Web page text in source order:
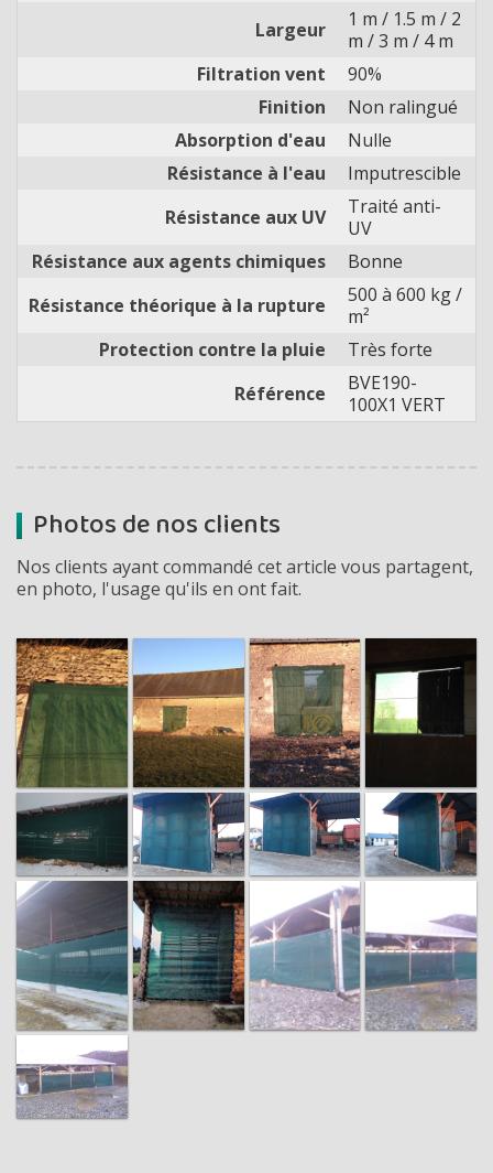
Largeur
1 m / 1.5 m / 2
m / 3 m / 4 m
Filtration vent
90%
Finition
Non ralingué
Absorption d'eau
Nulle
Résistance à l'eau
Imputrescible
Résistance aux UV
Traité anti-
UV
Résistance aux agents chimiques
Bonne
Résistance théorique à la rupture
500 à 600 kg /
m²
Protection contre la pluie
Très forte
Référence
BVE190-
100X1 VERT
Photos de nos clients
Nos clients ayant commandé cet article vous partagent,
en photo, l'usage qu'ils en ont fait.